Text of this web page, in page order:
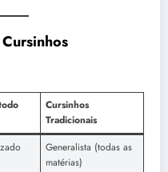
Cursinhos
Tradicionais
Generalista (todas as
matérias)